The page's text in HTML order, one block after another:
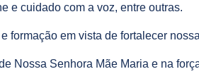
e cuidado com a voz, entre outras.
formação em vista de fortalecer
Nossa Senhora Mãe Maria e na